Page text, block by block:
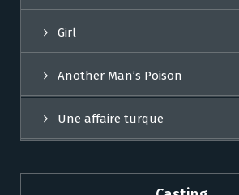
Girl
Another Man’s Poison
Une affaire turque